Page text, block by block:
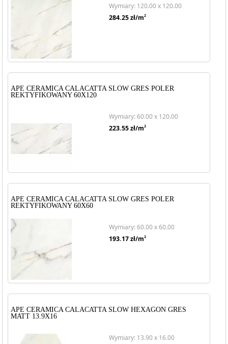
Wymiary: 120.00 x 120.00
284.25zł/m2
APE CERAMICA CALACATTA SLOW GRES POLER
REKTYFIKOWANY 60X120
Wymiary: 60.00 x 120.00
223.55zł/m2
APE CERAMICA CALACATTA SLOW GRES POLER
REKTYFIKOWANY 60X60
Wymiary: 60.00 x 60.00
193.17zł/m2
APE CERAMICA CALACATTA SLOW HEXAGON GRES
MATT 13.9X16
Wymiary: 13.90 x 16.00